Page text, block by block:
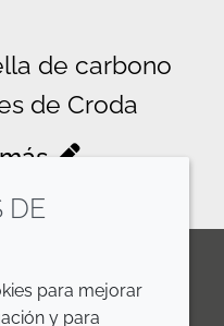
de carbono
de Croda
Line
DE
para mejorar
y para